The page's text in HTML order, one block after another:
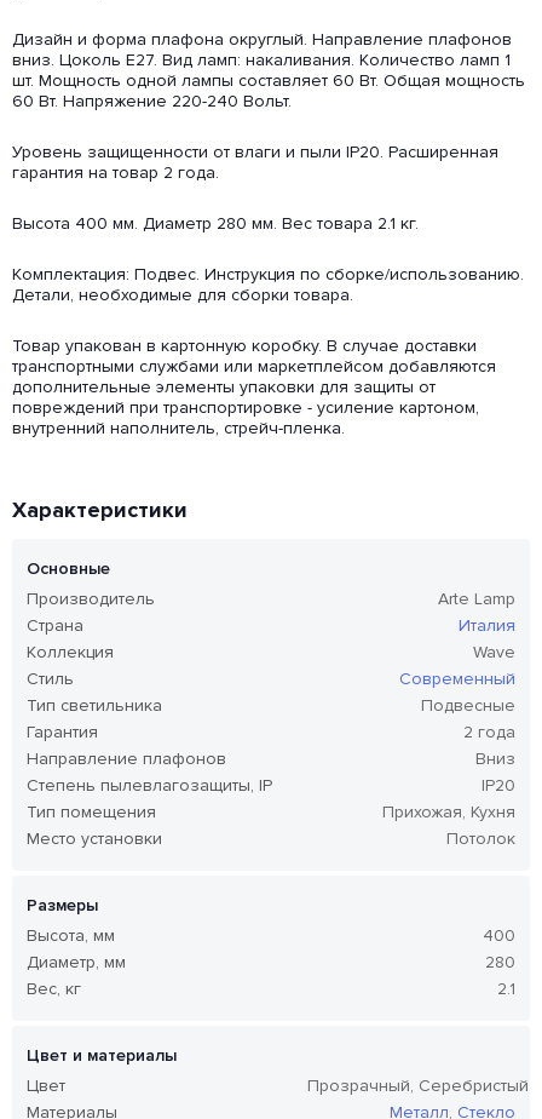
Дизайн и форма плафона округлый. Направление плафонов
вниз. Цоколь E27. Вид ламп: накаливания. Количество ламп 1
шт. Мощность одной лампы составляет 60 Вт. Общая мощность
60 Вт. Напряжение 220-240 Вольт.
Уровень защищенности от влаги и пыли IP20. Расширенная
гарантия на товар 2 года.
Высота 400 мм. Диаметр 280 мм. Вес товара 2.1 кг.
Комплектация: Подвес. Инструкция по сборке/использованию.
Детали, необходимые для сборки товара.
Товар упакован в картонную коробку. В случае доставки
транспортными службами или маркетплейсом добавляются
дополнительные элементы упаковки для защиты от
повреждений при транспортировке - усиление картоном,
внутренний наполнитель, стрейч-пленка.
Характеристики
Основные
Производитель
Arte Lamp
Страна
Италия
Коллекция
Wave
Стиль
Современный
Тип светильника
Подвесные
Гарантия
2 года
Направление плафонов
Вниз
Степень пылевлагозащиты, IP
IP20
Тип помещения
Прихожая, Кухня
Место установки
Потолок
Размеры
Высота, мм
400
Диаметр, мм
280
Вес, кг
2.1
Цвет и материалы
Цвет
Прозрачный, Серебристый
Материалы
Металл, Стекло